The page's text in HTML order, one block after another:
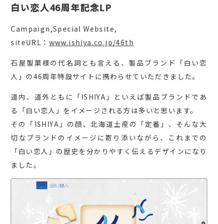
白い恋人46周年記念LP
Campaign,Special Website,
siteURL： www.ishiya.co.jp/46th
石屋製菓様の代名詞とも言える、製品ブランド「白い恋
人」の46周年特設サイトに携わらせていただきました。
道内、道外ともに「ISHIYA」といえば製品ブランドであ
る「白い恋人」をイメージされる方は多いと思います。
その「ISHIYA」の顔、北海道土産の「定番」、そんな大
切なブランドのイメージに寄り添いながら、これまでの
「白い恋人」の歴史を分かりやすく伝えるデザインになり
ました。